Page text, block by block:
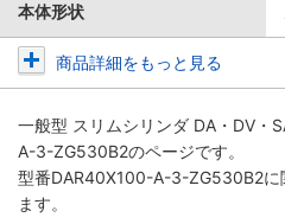
本体形状
商品詳細をもっと見る
一般型 スリムシリンダ DA・DV・
A-3-ZG530B2のページです。
型番DAR40X100-A-3-ZG530B2に
ます。